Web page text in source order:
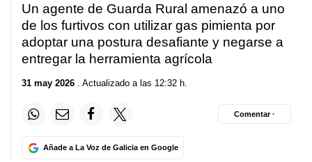
Un agente de Guarda Rural amenazó a uno
de los furtivos con utilizar gas pimienta por
adoptar una postura desafiante y negarse a
entregar la herramienta agrícola
31 may 2026 . Actualizado a las 12:32 h.
Añade a La Voz de Galicia en Google
Comentar ·